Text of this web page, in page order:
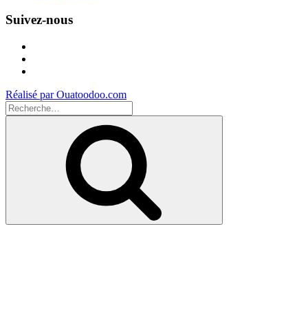
Suivez-nous
Réalisé par Ouatoodoo.com
Recherche
pour